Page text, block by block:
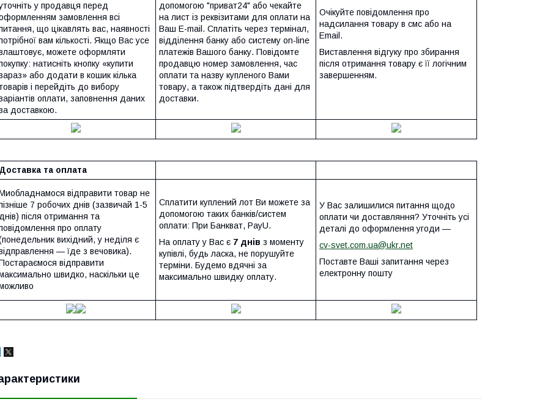
у продавця перед
замовлення всі
що цікавлять вас, наявності
вам кількості. Якщо Вас усе
можете оформляти
натисніть кнопку «купити
або додати в кошик кілька
і перейдіть до вибору
оплати, заповнення даних
доставкою.
допомогою "приват24" або чекайте
на лист із реквізитами для оплати на
Ваш E-mail. Сплатіть через термінал,
відділення банку або систему on-line
платежів Вашого банку. Повідомте
продавцю номер замовлення, час
оплати та назву купленого Вами
товару, а також підтвердіть дані для
доставки.
Очікуйте повідомлення про
надсилання товару в смс або на
Email.
Виставлення відгуку про збирання
після отримання товару є її логічним
завершенням.
Доставка та оплата
відправити товар не
7 робочих днів (зазвичай 1-5
після отримання та
про оплату
вихідний, у неділя є
— їде з вечовика).
відправити
швидко, наскільки це
Сплатити куплений лот Ви можете за
допомогою таких банків/систем
оплати: При Банкват, PayU.
На оплату у Вас є 7 днів з моменту
купівлі, будь ласка, не порушуйте
терміни. Будемо вдячні за
максимально швидку оплату.
У Вас залишилися питання щодо
оплати чи доставляння? Уточніть усі
деталі до оформлення угоди —
cv-svet.com.ua@ukr.net
Поставте Ваші запитання через
електронну пошту